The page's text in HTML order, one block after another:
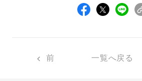
前 一覧へ戻る